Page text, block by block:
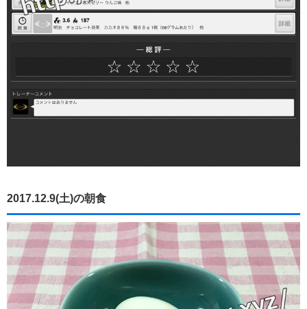
2017.12.9(土)の朝食